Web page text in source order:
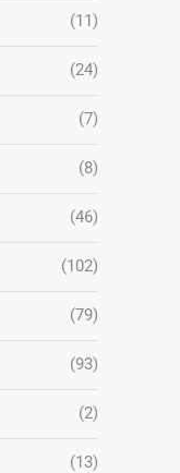
(11)
(24)
(7)
(8)
(46)
(102)
(79)
(93)
(2)
(13)